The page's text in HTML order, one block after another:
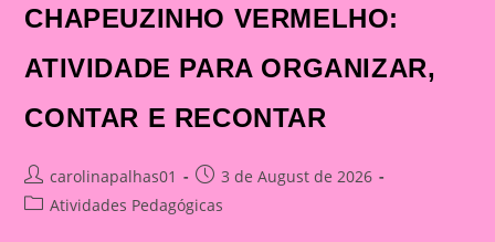
CHAPEUZINHO VERMELHO:
ATIVIDADE PARA ORGANIZAR,
CONTAR E RECONTAR
Post
author:
carolinapalhas01
Post
published:
3 de August de 2026
PostAtividades Pedagógicas